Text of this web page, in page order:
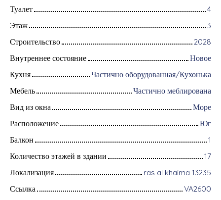
Туалет
4
Этаж
3
Строительство
2028
Внутреннее состояние
Новое
Кухня
Частично оборудованная/Кухонька
Мебель
Частично меблирована
Вид из окна
Море
Расположение
Юг
Балкон
1
Количество этажей в здании
17
Локализация
ras al khaima 13235
Ссылка
VA2600